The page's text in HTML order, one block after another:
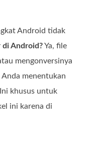
Android tidak
Android?Ya, file
mengonversinya
menentukan
khusus untuk
ini karena di